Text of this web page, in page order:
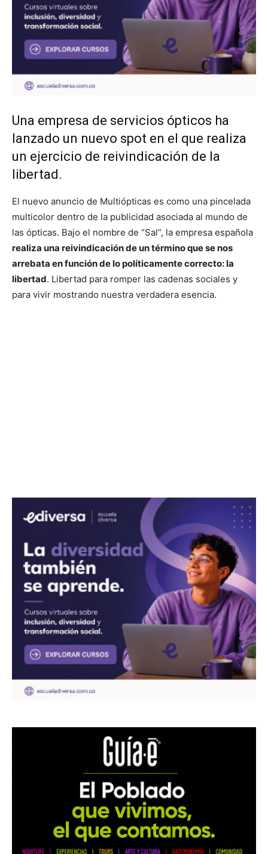
Una empresa de servicios ópticos ha
lanzado un nuevo spot en el que realiza
un ejercicio de reivindicación de la
libertad.
El nuevo anuncio de Multiópticas es como una pincelada
multicolor dentro de la publicidad asociada al mundo de
las ópticas. Bajo el nombre de “Sal”, la empresa española
realiza una reivindicación de un término que se nos
arrebata en función de lo políticamente correcto: la
libertad. Libertad para romper las cadenas sociales y
para vivir mostrando nuestra verdadera esencia.